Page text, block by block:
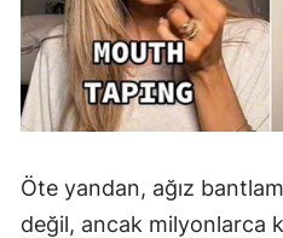
Öte yandan, ağız
değil, ancak milyonlarca